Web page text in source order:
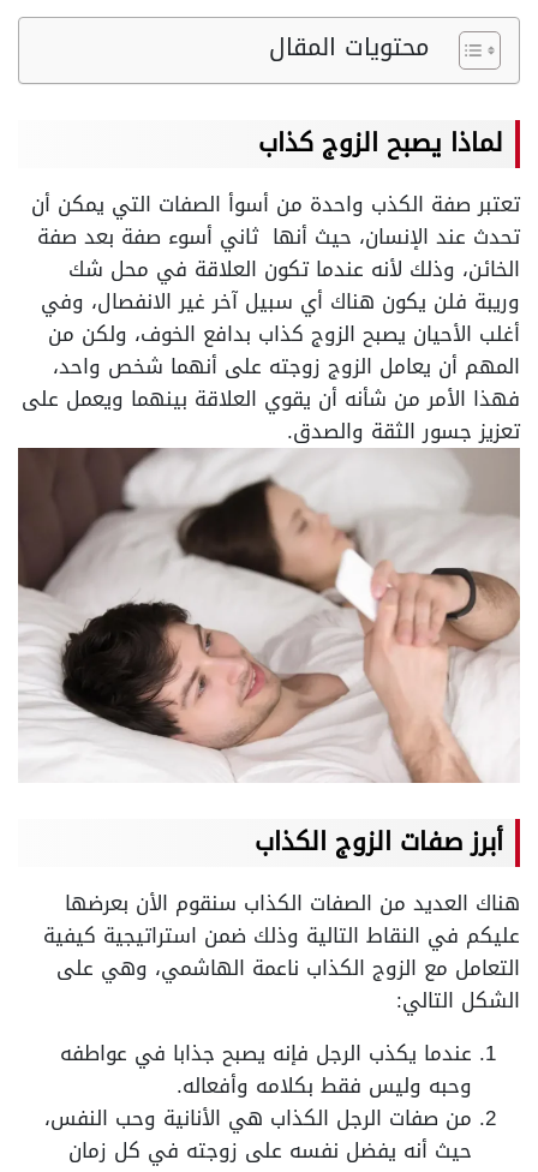
محتويات المقال
لماذا يصبح الزوج كذاب
تعتبر صفة الكذب واحدة من أسوأ الصفات التي يمكن أن
تحدث عند الإنسان، حيث أنها ثاني أسوء صفة بعد صفة
الخائن، وذلك لأنه عندما تكون العلاقة في محل شك
وريبة فلن يكون هناك أي سبيل آخر غير الانفصال، وفي
أغلب الأحيان يصبح الزوج كذاب بدافع الخوف، ولكن من
المهم أن يعامل الزوج زوجته على أنهما شخص واحد،
فهذا الأمر من شأنه أن يقوي العلاقة بينهما ويعمل على
تعزيز جسور الثقة والصدق.
أبرز صفات الزوج الكذاب
هناك العديد من الصفات الكذاب سنقوم الأن بعرضها
عليكم في النقاط التالية وذلك ضمن استراتيجية كيفية
التعامل مع الزوج الكذاب ناعمة الهاشمي، وهي على
الشكل التالي:
عندما يكذب الرجل فإنه يصبح جذابا في عواطفه
وحبه وليس فقط بكلامه وأفعاله.
من صفات الرجل الكذاب هي الأنانية وحب النفس،
حيث أنه يفضل نفسه على زوجته في كل زمان